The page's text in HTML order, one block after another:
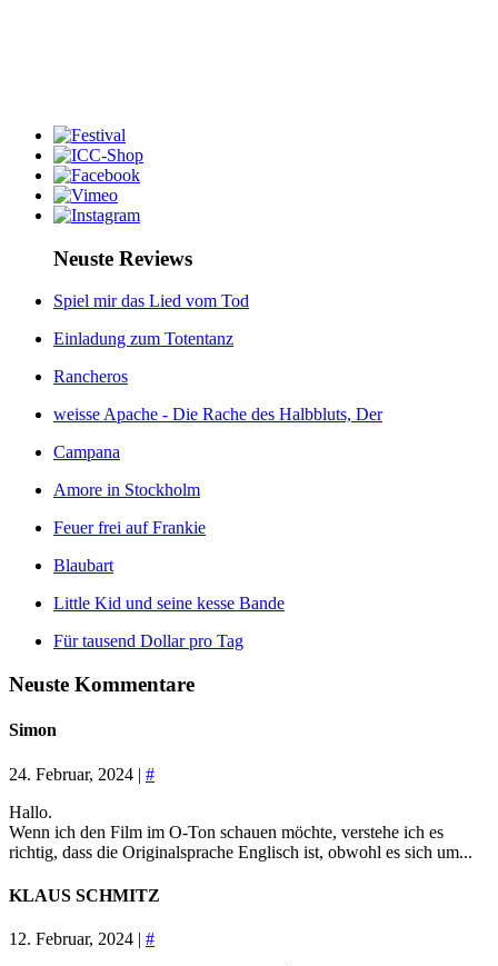
Neuste Reviews
Spiel mir das Lied vom Tod
Einladung zum Totentanz
Rancheros
weisse Apache - Die Rache des Halbbluts, Der
Campana
Amore in Stockholm
Feuer frei auf Frankie
Blaubart
Little Kid und seine kesse Bande
Für tausend Dollar pro Tag
Neuste Kommentare
Simon
24. Februar, 2024 | #
Hallo.
Wenn ich den Film im O-Ton schauen möchte, verstehe ich es
richtig, dass die Originalsprache Englisch ist, obwohl es sich um...
KLAUS SCHMITZ
12. Februar, 2024 | #